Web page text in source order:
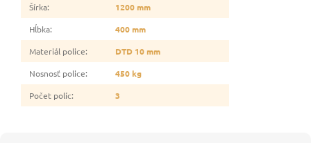
Šírka:
1200 mm
Hĺbka:
400 mm
Materiál police:
DTD 10 mm
Nosnosť police:
450 kg
Počet políc: 3